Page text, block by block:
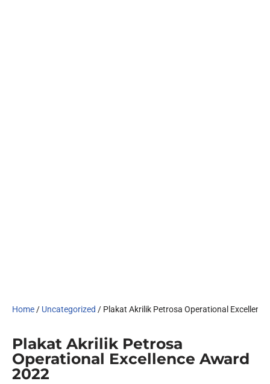
Home/ Uncategorized / Plakat Akrilik Petrosa Operational
Plakat Akrilik Petrosa
Operational Excellence Award
2022